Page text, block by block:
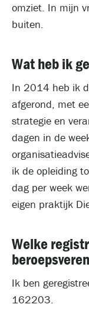
omziet. In mijn
buiten.
Wat heb ik
In 2014 heb ik
afgerond, met
strategie en
dagen in de
ik de opleiding
dag per week
eigen praktijk
Welke
Ik ben
162203.